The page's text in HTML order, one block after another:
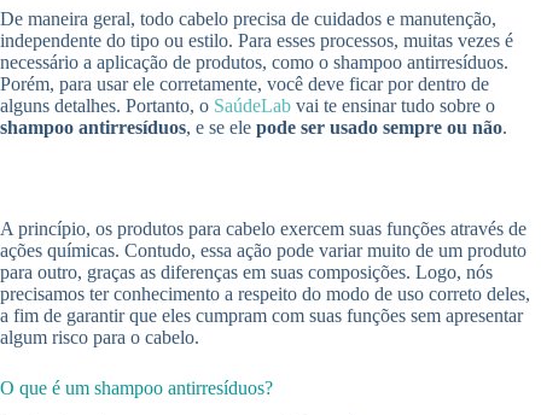
De maneira geral, todo cabelo precisa de cuidados e manutenção,
independente do tipo ou estilo. Para esses processos, muitas vezes é
necessário a aplicação de produtos, como o shampoo antirresíduos.
Porém, para usar ele corretamente, você deve ficar por dentro de
alguns detalhes. Portanto, o SaúdeLab vai te ensinar tudo sobre o
shampoo antirresíduos, e se ele pode ser usado sempre ou não.
A princípio, os produtos para cabelo exercem suas funções através de
ações químicas. Contudo, essa ação pode variar muito de um produto
para outro, graças as diferenças em suas composições. Logo, nós
precisamos ter conhecimento a respeito do modo de uso correto deles,
a fim de garantir que eles cumpram com suas funções sem apresentar
algum risco para o cabelo.
O que é um shampoo antirresíduos?